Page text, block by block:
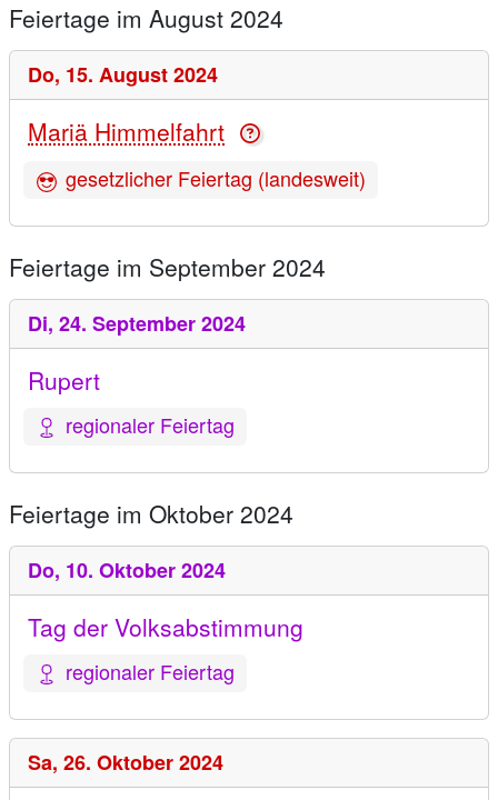
Feiertage im August 2024
Do, 15. August 2024
Mariä Himmelfahrt
gesetzlicher Feiertag (landesweit)
Feiertage im September 2024
Di, 24. September 2024
Rupert
regionaler Feiertag
Feiertage im Oktober 2024
Do, 10. Oktober 2024
Tag der Volksabstimmung
regionaler Feiertag
Sa, 26. Oktober 2024